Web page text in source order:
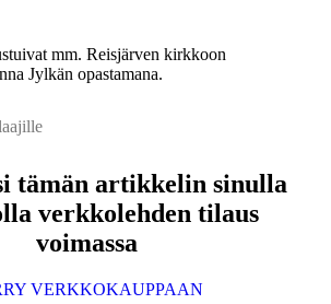
mm. Reisjärven kirkkoon
Jylkän opastamana.
tämän artikkelin sinulla
verkkolehden tilaus
voimassa
VERKKOKAUPPAAN